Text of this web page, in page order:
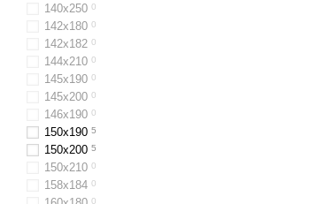
140x250 0
142x180 0
142х182 0
144х210 0
145х190 0
145х200 0
146х190 0
150x190 5
150x200 5
150х210 0
158x184 0
0